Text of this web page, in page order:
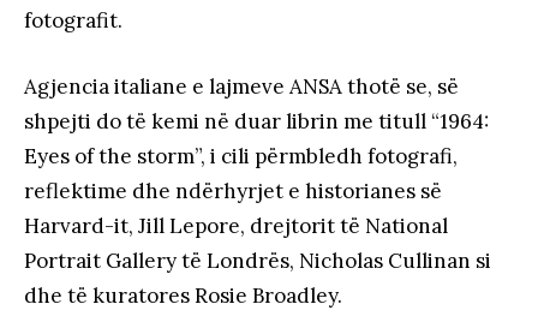
fotografit.
Agjencia italiane e lajmeve ANSA thotë se, së
shpejti do të kemi në duar librin me titull “1964:
Eyes of the storm”, i cili përmbledh fotografi,
reflektime dhe ndërhyrjet e historianes së
Harvard-it, Jill Lepore, drejtorit të National
Portrait Gallery të Londrës, Nicholas Cullinan si
dhe të kuratores Rosie Broadley.